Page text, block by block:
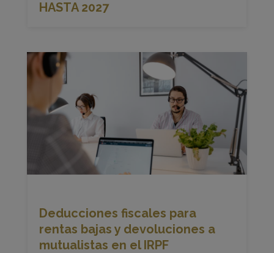
HASTA 2027
Deducciones fiscales para
rentas bajas y devoluciones a
mutualistas en el IRPF